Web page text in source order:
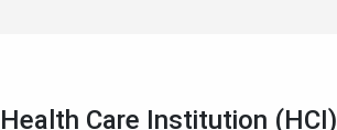
Care Institution (HCI)